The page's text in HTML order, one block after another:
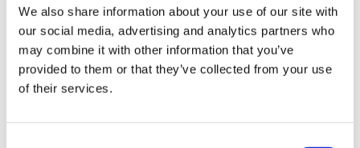
We also share information about your use of our site with
our social media, advertising and analytics partners who
may combine it with other information that you’ve
provided to them or that they’ve collected from your use
of their services.